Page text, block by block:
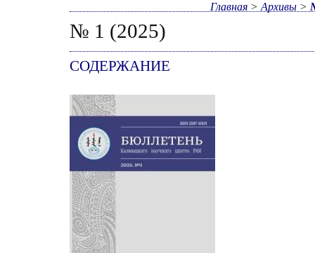
Главная >Архивы >
№ 1 (2025)
СОДЕРЖАНИЕ